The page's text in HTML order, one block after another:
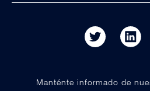
Manténte informado de